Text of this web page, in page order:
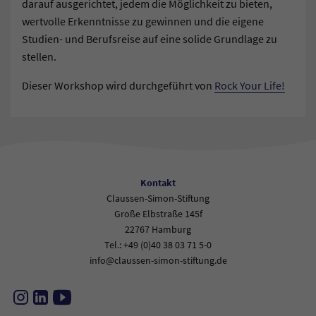
darauf ausgerichtet, jedem die Möglichkeit zu bieten,
wertvolle Erkenntnisse zu gewinnen und die eigene
Studien- und Berufsreise auf eine solide Grundlage zu
stellen.
Dieser Workshop wird durchgeführt von Rock Your Life!
Kontakt
Claussen-Simon-Stiftung
Große Elbstraße 145f
22767 Hamburg
Tel.: +49 (0)40 38 03 71 5-0
info@claussen-simon-stiftung.de